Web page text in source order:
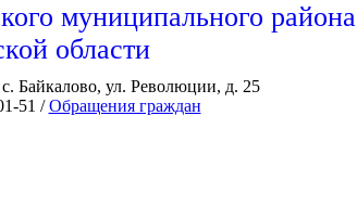
муниципального района
области
Байкалово, ул. Революции, д. 25
51 /Обращения граждан